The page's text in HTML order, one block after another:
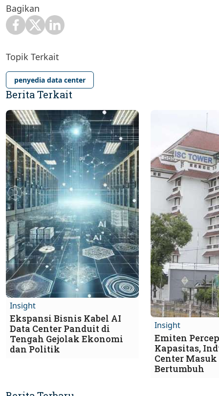
Bagikan
Topik Terkait
penyedia data center
Berita Terkait
Insight
Ekspansi Bisnis Kabel AI
Data Center Panduit di
Tengah Gejolak Ekonomi
dan Politik
Insight
Emiten
Kapasitas,
Center Masuk
Bertumbuh